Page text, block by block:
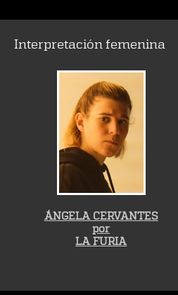
Interpretación femenina
ÁNGELA CERVANTES
por
LA FURIA